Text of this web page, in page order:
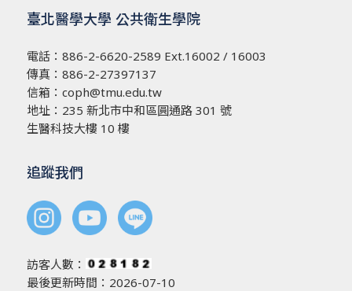
臺北醫學大學 公共衛生學院
電話： 886-2-6620-2589 Ext.16002 / 16003
傳真：886-2-27397137
信箱： coph@tmu.edu.tw
地址： 235 新北市中和區圓通路 301 號
生醫科技大樓 10 樓
追蹤我們
訪客人數：
最後更新時間：2026-07-10